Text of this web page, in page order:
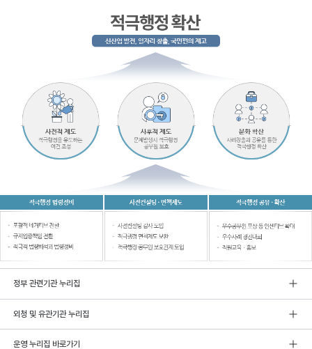
정부 관련기관 누리집
외청 및 유관기관 누리집
운영 누리집 바로가기